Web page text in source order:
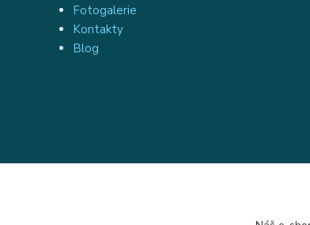
Fotogalerie
Kontakty
Blog